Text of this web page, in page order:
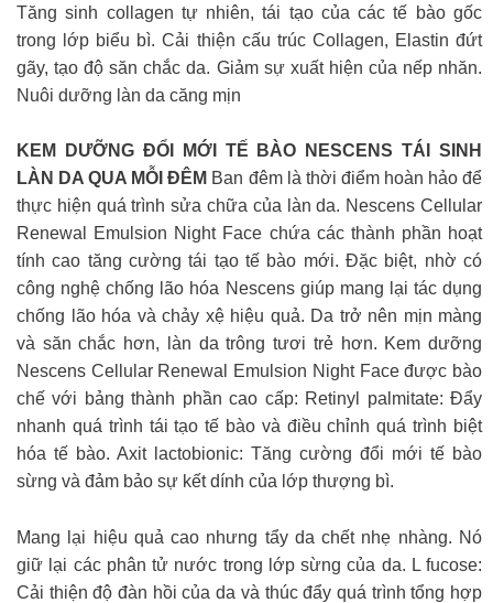
Tăng sinh collagen tự nhiên, tái tạo của các tế bào gốc
trong lớp biểu bì. Cải thiện cấu trúc Collagen, Elastin đứt
gãy, tạo độ săn chắc da. Giảm sự xuất hiện của nếp nhăn.
Nuôi dưỡng làn da căng mịn
KEM DƯỠNG ĐỔI MỚI TẾ BÀO NESCENS TÁI SINH
LÀN DA QUA MỖI ĐÊM Ban đêm là thời điểm hoàn hảo để
thực hiện quá trình sửa chữa của làn da. Nescens Cellular
Renewal Emulsion Night Face chứa các thành phần hoạt
tính cao tăng cường tái tạo tế bào mới. Đặc biệt, nhờ có
công nghệ chống lão hóa Nescens giúp mang lại tác dụng
chống lão hóa và chảy xệ hiệu quả. Da trở nên mịn màng
và săn chắc hơn, làn da trông tươi trẻ hơn. Kem dưỡng
Nescens Cellular Renewal Emulsion Night Face được bào
chế với bảng thành phần cao cấp: Retinyl palmitate: Đẩy
nhanh quá trình tái tạo tế bào và điều chỉnh quá trình biệt
hóa tế bào. Axit lactobionic: Tăng cường đổi mới tế bào
sừng và đảm bảo sự kết dính của lớp thượng bì.
Mang lại hiệu quả cao nhưng tẩy da chết nhẹ nhàng. Nó
giữ lại các phân tử nước trong lớp sừng của da. L fucose:
Cải thiện độ đàn hồi của da và thúc đẩy quá trình tổng hợp